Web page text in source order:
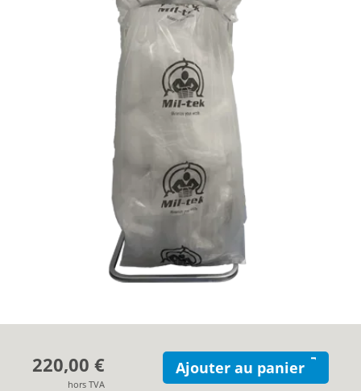
Cas clients
Contact
220,00 €
hors TVA
Ajouter au panier